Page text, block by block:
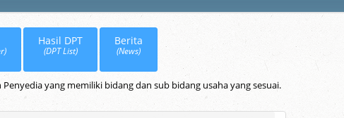
Hasil DPT
(DPT List)
Berita
(News)
yang memiliki bidang dan sub bidang usaha yang sesuai.